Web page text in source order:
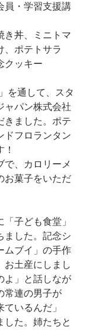
・学習支援講
丼、ミニトマ
、ポテトサラ
クッキー
を通して、スタ
ャパン株式会社
きました。ポテ
ドフロランタン
、カロリーメ
お菓子をいただ
子ども食堂」
ました。記念シ
ムブイ」の手作
お土産にしまし
よ」と話しなが
常連の男子が
ているんだ」
した。姉たちと